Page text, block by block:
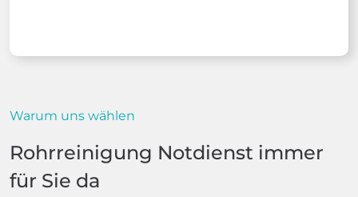
Warum uns wählen
Rohrreinigung Notdienst immer
für Sie da